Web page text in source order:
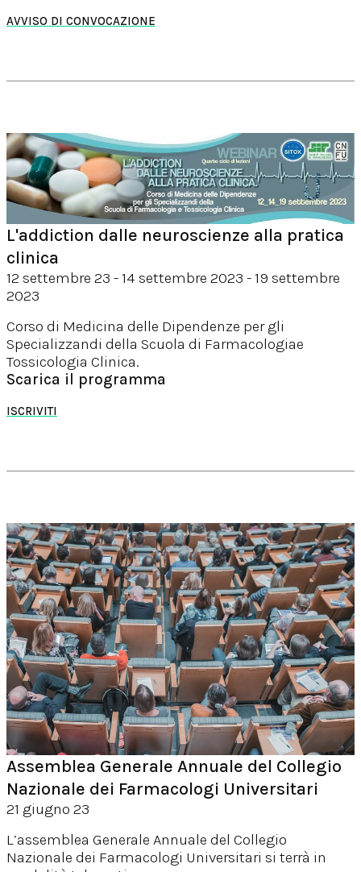
AVVISO DI CONVOCAZIONE
L'addiction dalle neuroscienze alla pratica
clinica
12 settembre 23 - 14 settembre 2023 - 19 settembre
2023
Corso di Medicina delle Dipendenze per gli
Specializzandi della Scuola di Farmacologiae
Tossicologia Clinica.
Scarica il programma
ISCRIVITI
Assemblea Generale Annuale del Collegio
Nazionale dei Farmacologi Universitari
21 giugno 23
L’assemblea Generale Annuale del Collegio
Nazionale dei Farmacologi Universitari si terrà in